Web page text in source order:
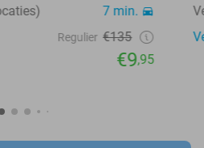
7 min.
Regulier €135
€9,95